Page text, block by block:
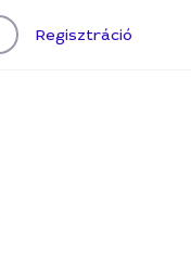
Regisztráció